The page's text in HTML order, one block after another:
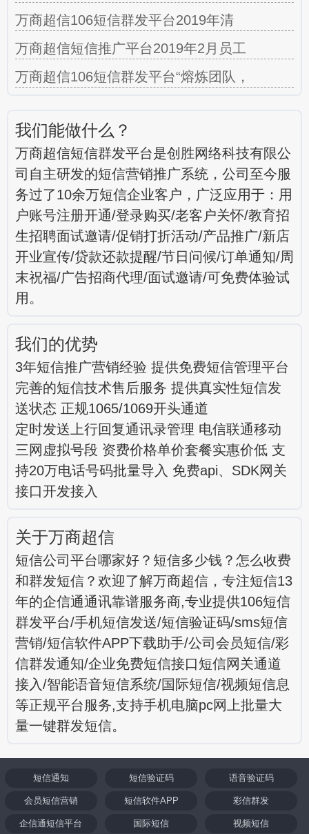
万商超信106短信群发平台2019年清
万商超信短信推广平台2019年2月员工
万商超信106短信群发平台“熔炼团队，
我们能做什么？
万商超信短信群发平台是创胜网络科技有限公
司自主研发的短信营销推广系统，公司至今服
务过了10余万短信企业客户，广泛应用于：用
户账号注册开通/登录购买/老客户关怀/教育招
生招聘面试邀请/促销打折活动/产品推广/新店
开业宣传/贷款还款提醒/节日问候/订单通知/周
末祝福/广告招商代理/面试邀请/可免费体验试
用。
我们的优势
3年短信推广营销经验 提供免费短信管理平台
完善的短信技术售后服务 提供真实性短信发
送状态 正规1065/1069开头通道
定时发送上行回复通讯录管理 电信联通移动
三网虚拟号段 资费价格单价套餐实惠价低 支
持20万电话号码批量导入 免费api、SDK网关
接口开发接入
关于万商超信
短信公司平台哪家好？短信多少钱？怎么收费
和群发短信？欢迎了解万商超信，专注短信13
年的企信通通讯靠谱服务商,专业提供106短信
群发平台/手机短信发送/短信验证码/sms短信
营销/短信软件APP下载助手/公司会员短信/彩
信群发通知/企业免费短信接口短信网关通道
接入/智能语音短信系统/国际短信/视频短信息
等正规平台服务,支持手机电脑pc网上批量大
量一键群发短信。
短信通知 短信验证码 语音验证码
会员短信营销 短信软件APP 彩信群发
企信通短信平台 国际短信 视频短信